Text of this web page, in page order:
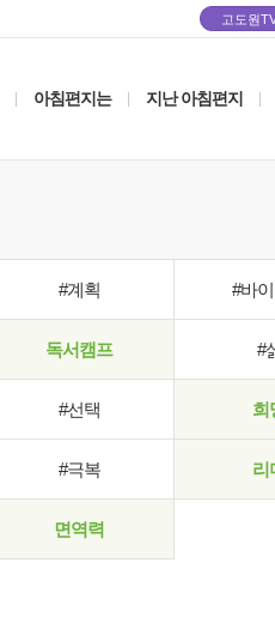
고도원
아침편지는 지난 아침편지
#계획 #바
독서캠프 #
#선택 희
#극복 리
면역력